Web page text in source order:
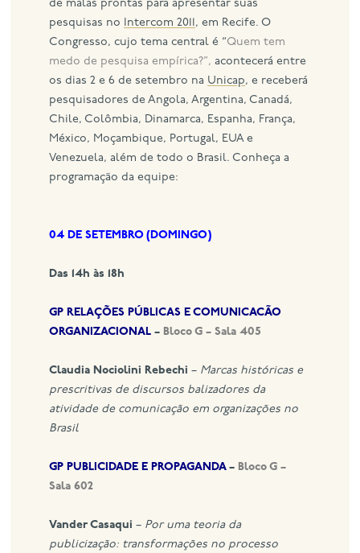
de malas prontas para apresentar suas
pesquisas no
Intercom 2011 , em Recife. O
Congresso, cujo tema central é “Quem tem
medo de pesquisa empírica?”, acontecerá entre
os dias 2 e 6 de setembro na Unicap, e receberá
pesquisadores de Angola, Argentina, Canadá,
Chile, Colômbia, Dinamarca, Espanha, França,
México, Moçambique, Portugal, EUA e
Venezuela, além de todo o Brasil. Conheça a
programação da equipe:
04 DE SETEMBRO (DOMINGO)
Das 14h às 18h
GP RELAÇÕES PÚBLICAS E COMUNICACÃO
ORGANIZACIONAL – Bloco G – Sala 405
Claudia Nociolini Rebechi – Marcas históricas e
prescritivas de discursos balizadores da
atividade de comunicação em organizações no
Brasil
GP PUBLICIDADE E PROPAGANDA– Bloco G –
Sala 602
Vander Casaqui– Por uma teoria da
publicização: transformações no processo